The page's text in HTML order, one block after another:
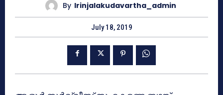
By Irinjalakudavartha_admin
July 18, 2019